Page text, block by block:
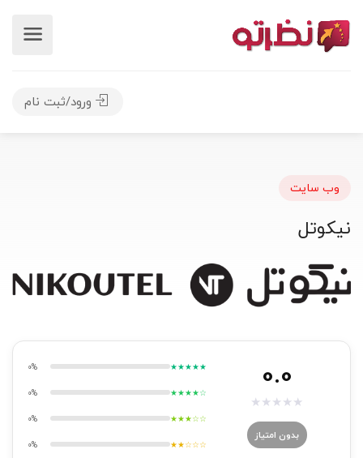
ورود/ثبت نام
وب سایت
نیکوتل
0.0
★
★
★
★
★
بدون امتیاز
★★★★★
0%
★★★★☆
0%
★★★☆☆
0%
★★☆☆☆
0%